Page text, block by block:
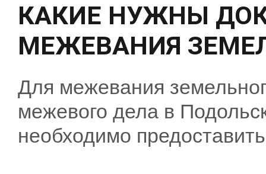
КАКИЕ НУЖНЫ
МЕЖЕВАНИЯ
Для межевания
межевого дела в
необходимо